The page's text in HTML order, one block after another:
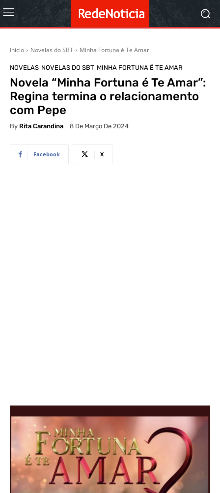
Início Novelas do SBT Minha Fortuna é Te Amar
NOVELAS NOVELAS DO SBT MINHA FORTUNA É TE AMAR
Novela “Minha Fortuna é Te Amar”:
Regina termina o relacionamento
com Pepe
By Rita Carandina 8 De Março De 2024
Facebook X